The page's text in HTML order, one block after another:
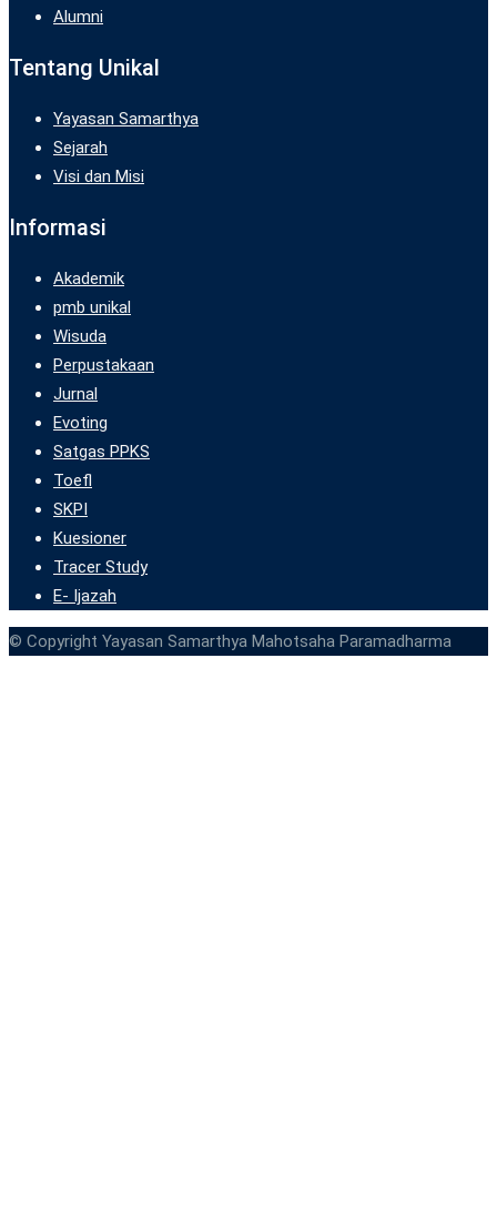
Alumni
Tentang Unikal
Yayasan Samarthya
Sejarah
Visi dan Misi
Informasi
Akademik
pmb unikal
Wisuda
Perpustakaan
Jurnal
Evoting
Satgas PPKS
Toefl
SKPI
Kuesioner
Tracer Study
E- Ijazah
© Copyright Yayasan Samarthya Mahotsaha Paramadharma